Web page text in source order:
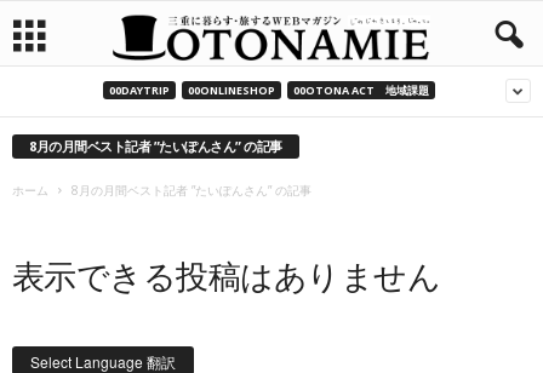
00DAYTRIP 00ONLINESHOP 00OTONA ACT 地域課題
8月の月間ベスト記者 ”たいぽんさん” の記事
ホーム 8月の月間ベスト記者 ”たいぽんさん” の記事
表示できる投稿はありません
Select Language 翻訳